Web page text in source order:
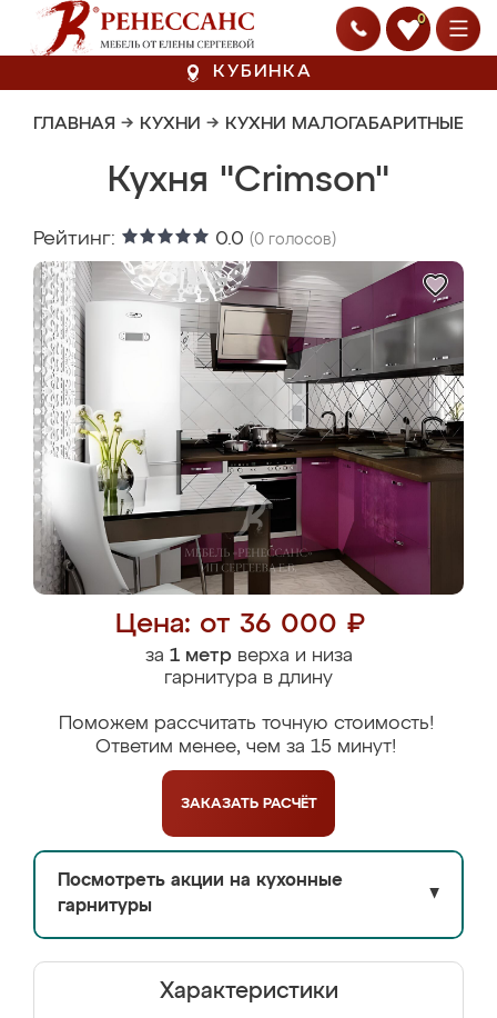
0
КУБИНКА
ГЛАВНАЯ → КУХНИ → КУХНИ МАЛОГАБАРИТНЫЕ
Кухня "Crimson"
Рейтинг: 0.0 (0 голосов)
Цена: от 36 000 ₽
за 1 метрверха и низа
гарнитура в длину
Поможем рассчитать точную стоимость!
Ответим менее, чем за 15 минут!
ЗАКАЗАТЬ РАСЧЁТ
Посмотреть акции на кухонные
гарнитуры
▼
Характеристики